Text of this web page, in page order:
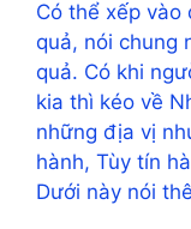
Có thể xếp vào
quả, nói chung
quả. Có khi
kia thì kéo về
những địa vị
hành, Tùy tín
Dưới này nói